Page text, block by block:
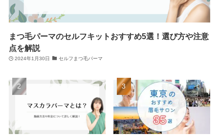
まつ毛パーマのセルフキットおすすめ5選！選び方や注意
点を解説
2024年1月30日 セルフまつ毛パーマ